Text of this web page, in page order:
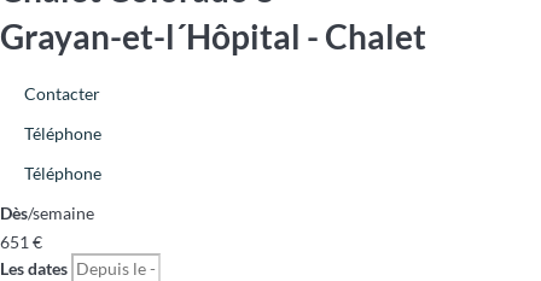
Grayan-et-l´Hôpital - Chalet
Contacter
Téléphone
Téléphone
Dès/semaine
651€
Les dates